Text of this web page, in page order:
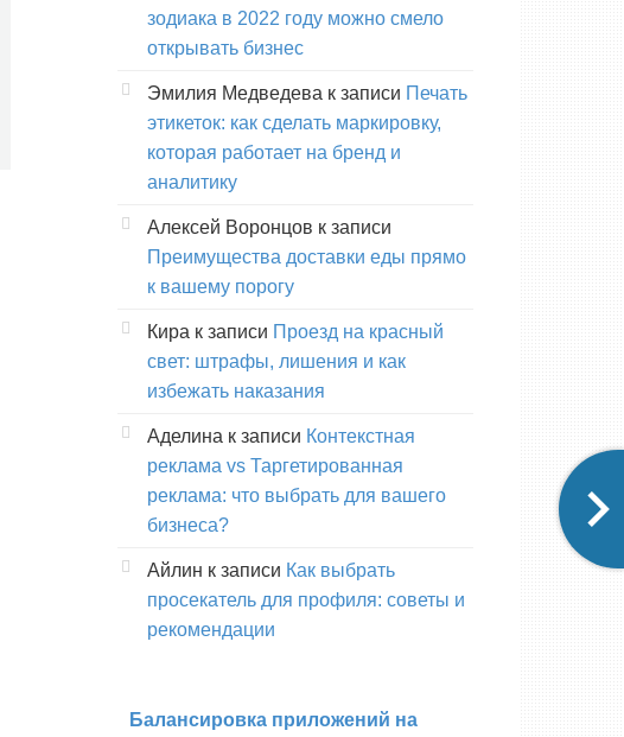
зодиака в 2022 году можно смело
открывать бизнес
Эмилия Медведева к записи Печать
этикеток: как сделать маркировку,
которая работает на бренд и
аналитику
Алексей Воронцов к записи
Преимущества доставки еды прямо
к вашему порогу
Кира к записи Проезд на красный
свет: штрафы, лишения и как
избежать наказания
Аделина к записи Контекстная
реклама vs Таргетированная
реклама: что выбрать для вашего
бизнеса?
Айлин к записи Как выбрать
просекатель для профиля: советы и
рекомендации
Балансировка приложений на